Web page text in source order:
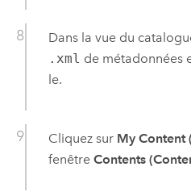
Dans la vue du
.xml de métadonnées
le.
Cliquez sur My Content
fenêtre Contents